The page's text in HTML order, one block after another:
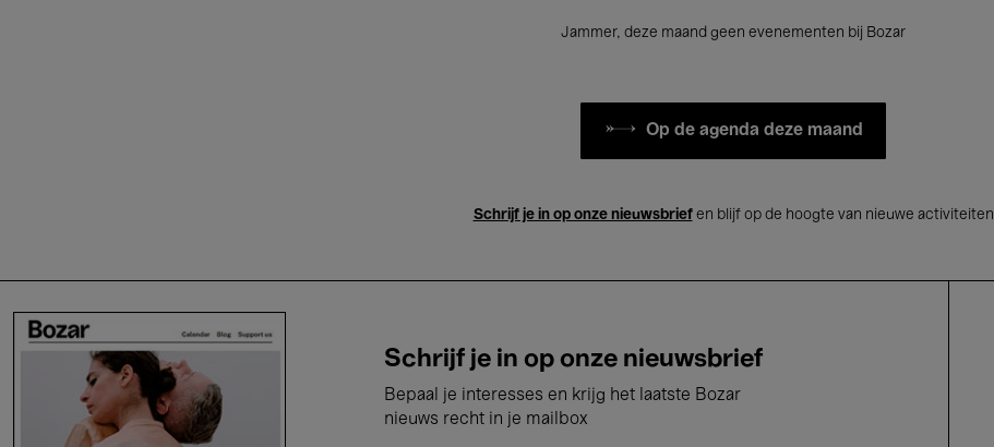
Jammer, deze maand geen evenementen bij Bozar
Op de agenda deze maand
Schrijf je in op onze nieuwsbriefen blijf op de hoogte van nieuwe activiteiten
Schrijf je in op onze nieuwsbrief
Bepaal je interesses en krijg het laatste Bozar
nieuws recht in je mailbox